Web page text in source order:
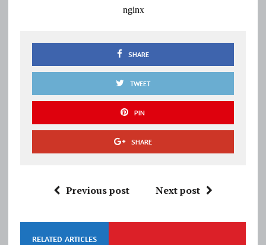
SHARE
TWEET
PIN
SHARE
Previous post Next post
RELATED ARTICLES